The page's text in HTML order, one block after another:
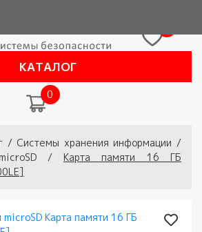
КАТАЛОГ
0
/ Системы хранения информации /
/
Карта памяти 16 ГБ